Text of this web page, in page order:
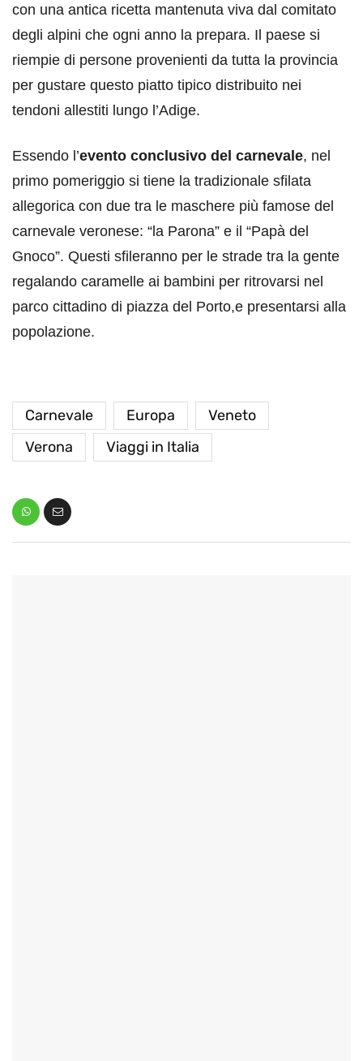
con una antica ricetta mantenuta viva dal comitato
degli alpini che ogni anno la prepara. Il paese si
riempie di persone provenienti da tutta la provincia
per gustare questo piatto tipico distribuito nei
tendoni allestiti lungo l’Adige.
Essendo l’evento conclusivo del carnevale, nel
primo pomeriggio si tiene la tradizionale sfilata
allegorica con due tra le maschere più famose del
carnevale veronese: “la Parona” e il “Papà del
Gnoco”. Questi sfileranno per le strade tra la gente
regalando caramelle ai bambini per ritrovarsi nel
parco cittadino di piazza del Porto,e presentarsi alla
popolazione.
Carnevale Europa
Veneto
Verona
Viaggi in Italia